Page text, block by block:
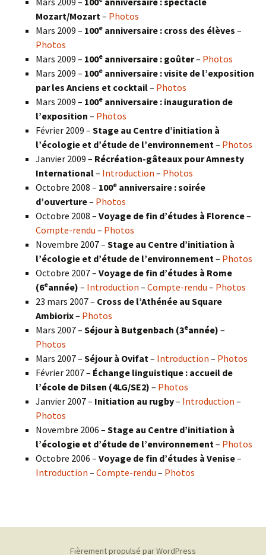
Mozart/Mozart – Photos
Mars 2009 – 100e anniversaire : cross des élèves –
Photos
Mars 2009 – 100e anniversaire : goûter– Photos
Mars 2009 – 100e anniversaire : visite de l’exposition
par les Anciens et cocktail– Photos
Mars 2009 – 100e anniversaire : inauguration de
l’exposition – Photos
Février 2009 – Stage au Centre d’initiation à
l’écologie et d’étude de l’environnement – Photos
Janvier 2009 – Récréation-gâteaux pour Amnesty
International– Introduction – Photos
Octobre 2008 – 100e anniversaire : soirée
d’ouverture– Photos
Octobre 2008 – Voyage de fin d’études à Florence–
Compte-rendu – Photos
Novembre 2007 – Stage au Centre d’initiation à
l’écologie et d’étude de l’environnement – Photos
Octobre 2007 – Voyage de fin d’études à Rome
(6eannée) – Introduction – Compte-rendu – Photos
23 mars 2007 – Cross de l’Athénée au Square
Ambiorix– Photos
Mars 2007 – Séjour à Butgenbach (3eannée) –
Photos
Mars 2007 – Séjour à Ovifat – Introduction – Photos
Février 2007 – Échange linguistique : accueil de
l’école de Dilsen (4LG/SE2) – Photos
Janvier 2007 – Initiation au rugby– Introduction –
Photos
Novembre 2006 – Stage au Centre d’initiation à
l’écologie et d’étude de l’environnement – Photos
Octobre 2006 – Voyage de fin d’études à Venise–
Introduction – Compte-rendu – Photos
Fièrement propulsé par WordPress